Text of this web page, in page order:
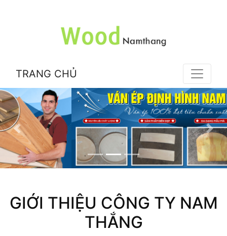
TRANG CHỦ
GIỚI THIỆU CÔNG TY NAM
THẮNG